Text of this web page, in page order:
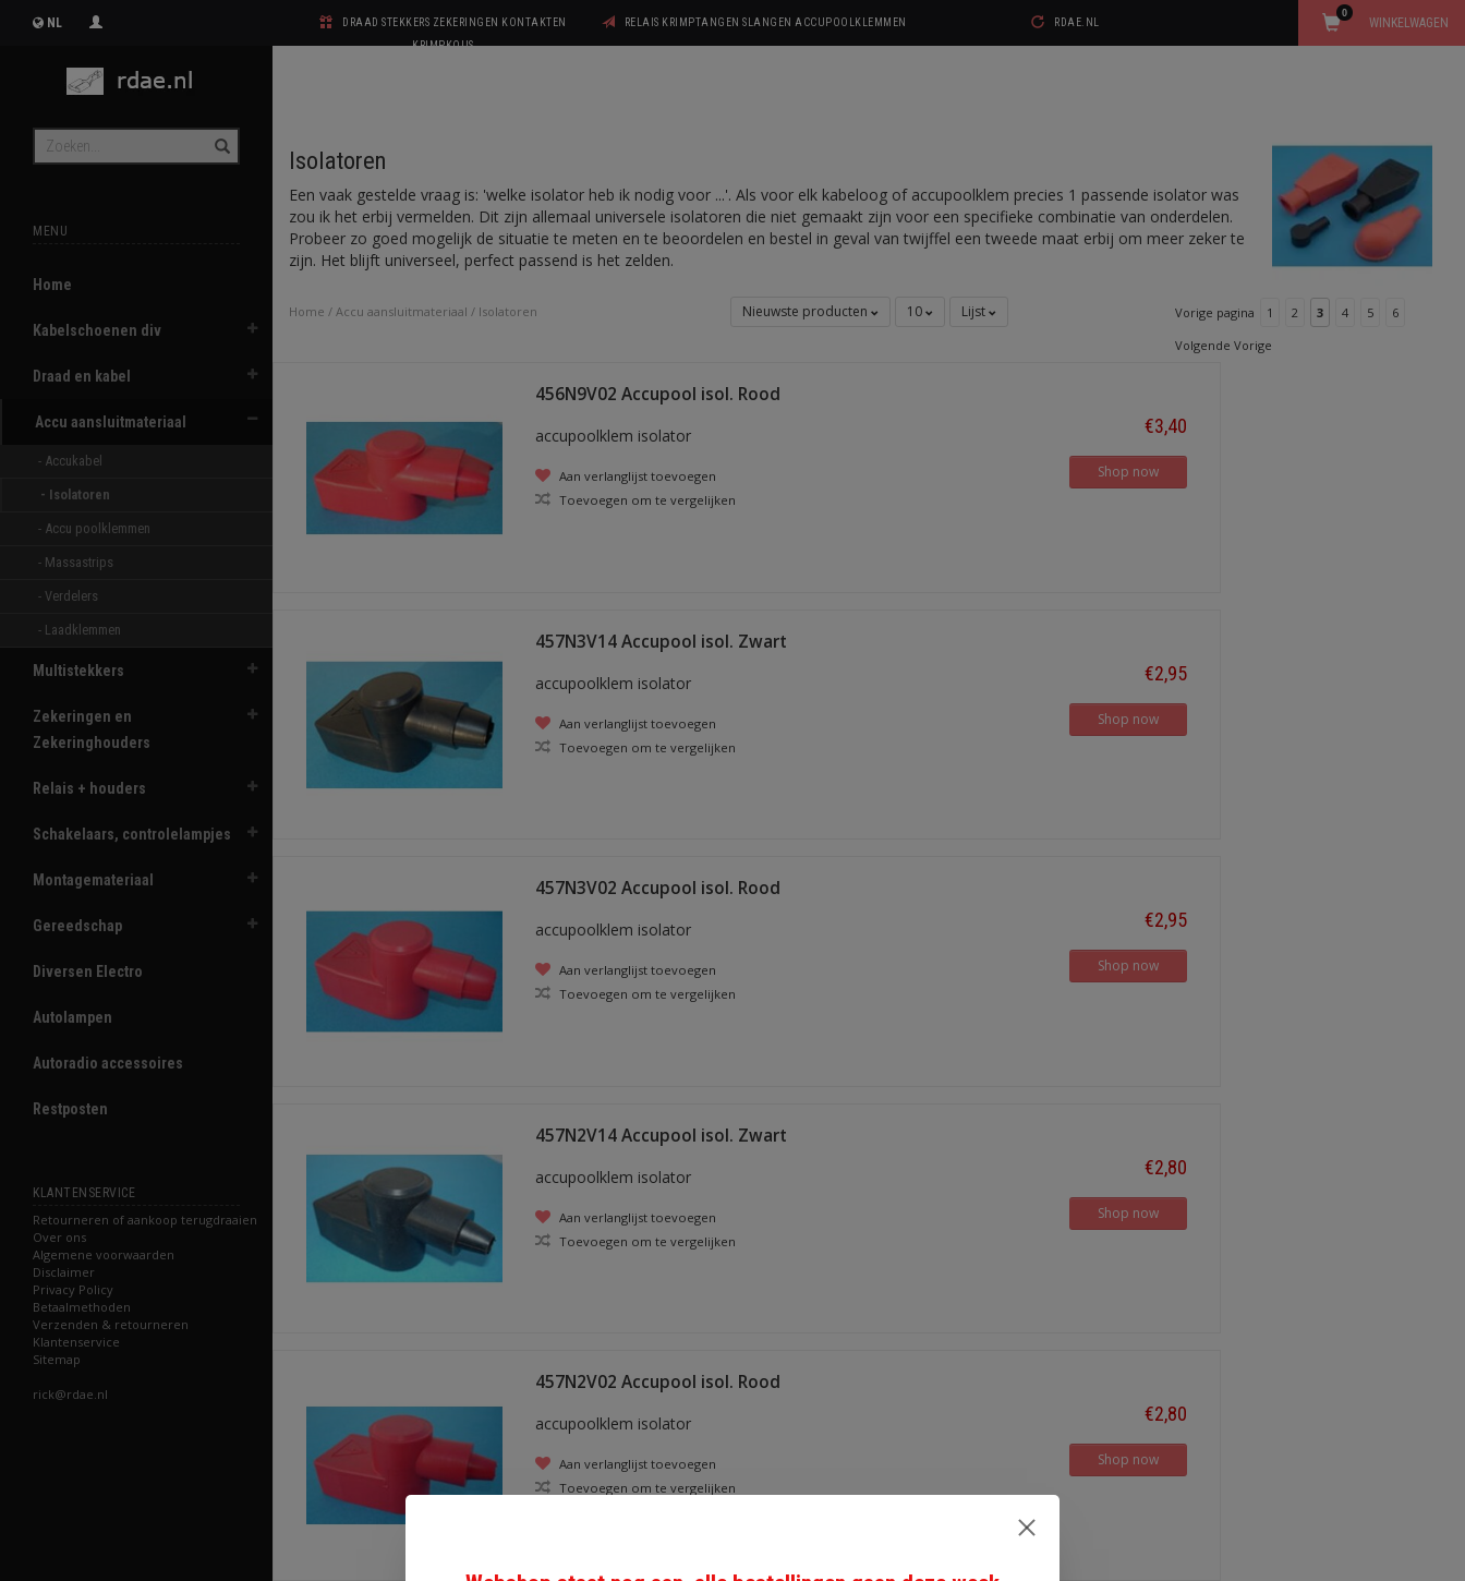
NL
DRAAD STEKKERS ZEKERINGEN KONTAKTEN
KRIMPKOUS
RELAIS KRIMPTANGEN SLANGEN ACCUPOOLKLEMMEN RDAE.NL WINKELWAGEN
0
MENU
Home
Kabelschoenen div
Draad en kabel
Accu aansluitmateriaal
- Accukabel
- Isolatoren
- Accu poolklemmen
- Massastrips
- Verdelers
- Laadklemmen
Multistekkers
Zekeringen en
Zekeringhouders
Relais + houders
Schakelaars, controlelampjes
Montagemateriaal
Gereedschap
Diversen Electro
Autolampen
Autoradio accessoires
Restposten
KLANTENSERVICE
Retourneren of aankoop terugdraaien
Over ons
Algemene voorwaarden
Disclaimer
Privacy Policy
Betaalmethoden
Verzenden & retourneren
Klantenservice
Sitemap
rick@rdae.nl
Isolatoren
Een vaak gestelde vraag is: 'welke isolator heb ik nodig voor ...'. Als voor elk kabeloog of accupoolklem precies 1 passende isolator was
zou ik het erbij vermelden. Dit zijn allemaal universele isolatoren die niet gemaakt zijn voor een specifieke combinatie van onderdelen.
Probeer zo goed mogelijk de situatie te meten en te beoordelen en bestel in geval van twijffel een tweede maat erbij om meer zeker te
zijn. Het blijft universeel, perfect passend is het zelden.
Home / Accu aansluitmateriaal / Isolatoren Nieuwste producten 10 Lijst Vorige pagina 1 2 3 4 5
6
Volgende Vorige
456N9V02 Accupool isol. Rood
accupoolklem isolator
Aan verlanglijst toevoegen
Toevoegen om te vergelijken
€3,40
Shop now
457N3V14 Accupool isol. Zwart
accupoolklem isolator
Aan verlanglijst toevoegen
Toevoegen om te vergelijken
€2,95
Shop now
457N3V02 Accupool isol. Rood
accupoolklem isolator
Aan verlanglijst toevoegen
Toevoegen om te vergelijken
€2,95
Shop now
457N2V14 Accupool isol. Zwart
accupoolklem isolator
Aan verlanglijst toevoegen
Toevoegen om te vergelijken
€2,80
Shop now
457N2V02 Accupool isol. Rood
accupoolklem isolator
Aan verlanglijst toevoegen
Toevoegen om te vergelijken
€2,80
Shop now